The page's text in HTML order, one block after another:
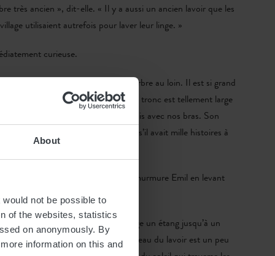
About
not be possible to
of the websites, statistics
on anonymously. By
information on this and
très ancien », dit-elle. « Il y a aussi un ancien lavoir que les
utilisaient autrefois pour laver leur linge. »
curieuse.
arrivons à Saeul, j’aperçois déjà l’arbre au loin. Il est si grand
s’élèvent haut dans le ciel. Son tronc est tellement large
pourrions pas l’entourer tous les trois avec nos bras. Son
et pleine de motifs, comme s’il avait mille histoires à
un arbre sorti d’un conte de fées », murmure Emil en levant
se trouve un petit sentier qui longe un étang jusqu’à un
Nous nous y rendons ensemble. L’eau du lavoir est un peu